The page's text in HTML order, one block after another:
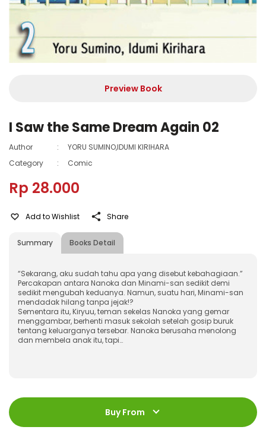
Preview Book
I Saw the Same Dream Again 02
Author :
YORU SUMINO,IDUMI KIRIHARA
Category
: Comic
Rp 28.000
Summary Books Detail
Add to Wishlist Share
“Sekarang, aku sudah tahu apa yang disebut kebahagiaan.”
Percakapan antara Nanoka dan Minami-san sedikit demi
sedikit mengubah keduanya. Namun, suatu hari, Minami-san
mendadak hilang tanpa jejak!?
Sementara itu, Kiryuu, teman sekelas Nanoka yang gemar
menggambar, berhenti masuk sekolah setelah gosip buruk
tentang keluarganya tersebar. Nanoka berusaha menolong
dan membela anak itu, tapi…
ISBN :
978-623-03-0196-4
176 halaman
Size
:
11,4 x 17,2
Buy From